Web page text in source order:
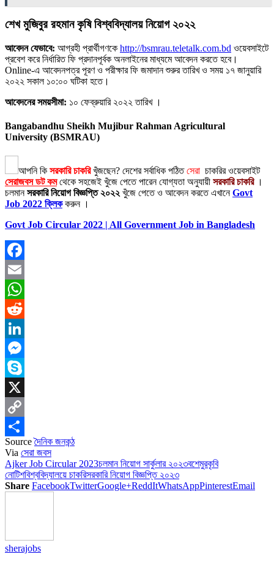
শেখ মুজিবুর রহমান কৃষি বিশ্ববিদ্যালয় নিয়োগ ২০২২
আবেদন যেভাবে: আগ্রহী প্রার্থীগণকে http://bsmrau.teletalk.com.bd ওয়েবসাইটে
প্রবেশ করে নির্ধারিত ফি প্রদানপূর্বক অনলাইনের মাধ্যমে আবেদন করতে হবে।
Online-এ আবেদনপত্র পূরণ ও পরীক্ষার ফি জমাদান শুরুর তারিখ ও সময় ১৭ জানুয়ারি
২০২২ সকাল ১০:০০ ঘটিকা হতে।
আবেদনের সময়সীমা: ১০ ফেব্রুয়ারি ২০২২ তারিখ ।
Bangabandhu Sheikh Mujibur Rahman Agricultural
University (BSMRAU)
আপনি কি সরকারি চাকরিখুঁজছেন? দেশের সর্বাধিক পঠিতসেরা চাকরির ওয়েবসাইট
সেরাজবস ডট কমথেকে সহজেই খুঁজে পেতে পারেন যোগ্যতা অনুযায়ী সরকারি চাকরি।
চলমানসরকারি নিয়োগ বিজ্ঞপ্তি ২০২২ খুঁজে পেতে ও আবেদন করতে এখানেGovt
Job 2022 ক্লিককরুন ।
Govt Job Circular 2022 | All Government Job in Bangladesh
Facebook
Email
WhatsApp
Reddit
LinkedIn
Messenger
Skype
X
Copy
Link
Share
Source দৈনিক জনকন্ঠ
Via সেরা জবস
Ajker Job Circular 2023চলমান নিয়োগ সার্কুলার ২০২৩বশেমুরকৃবি
নোটিশবিশ্ববিদ্যালয়ে চাকরিসরকারি নিয়োগ বিজ্ঞপ্তি ২০২৩
Share FacebookTwitterGoogle+ReddItWhatsAppPinterestEmail
sherajobs